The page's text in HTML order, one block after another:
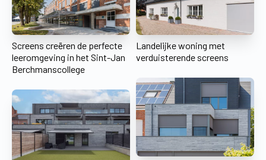
Screens creëren de perfecte
leeromgeving in het Sint-Jan
Berchmanscollege
Landelijke woning met
verduisterende screens